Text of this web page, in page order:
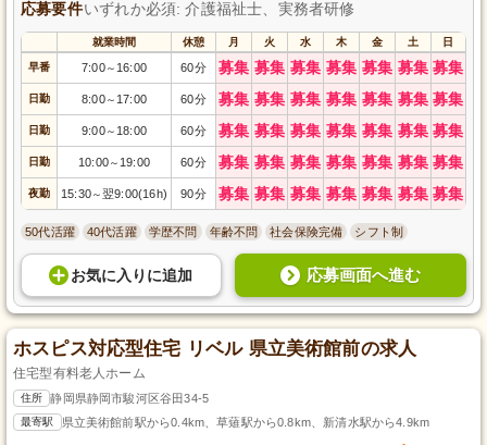
応募要件いずれか必須: 介護福祉士、実務者研修
就業時間 休憩 月 火 水 木 金 土 日
早番 7:00～ 16:00 60分 募集 募集 募集 募集 募集 募集 募集
日勤 8:00～ 17:00 60分 募集 募集 募集 募集 募集 募集 募集
日勤 9:00～ 18:00 60分 募集 募集 募集 募集 募集 募集 募集
日勤 10:00～ 19:00 60分 募集 募集 募集 募集 募集 募集 募集
夜勤 15:30～翌9:00(16h) 90分 募集 募集 募集 募集 募集 募集 募集
50代活躍 40代活躍 学歴不問 年齢不問 社会保険完備 シフト制
お気に入り に追加 応募画面へ進む
ホスピス対応型住宅 リベル 県立美術館前の求人
住宅型有料老人ホーム
住所 静岡県静岡市駿河区谷田34-5
最寄駅 県立美術館前駅から0.4km、草薙駅から0.8km、新清水駅から4.9km